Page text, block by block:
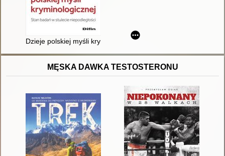
Dzieje polskiej myśli kryminologicznej : stan badań w stulecie
MĘSKA DAWKA TESTOSTERONU